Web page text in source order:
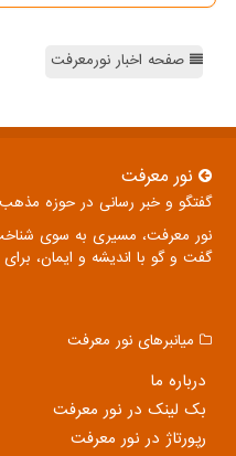
صفحه اخبار نورمعرفت
نور معرفت
گفتگو و خبر رسانی در حوزه
نور معرفت، مسیری به سوی
گفت و گو با اندیشه و ایمان،
میانبرهای نور معرفت
درباره ما
بک لینک در نور معرفت
رپورتاژ در نور معرفت